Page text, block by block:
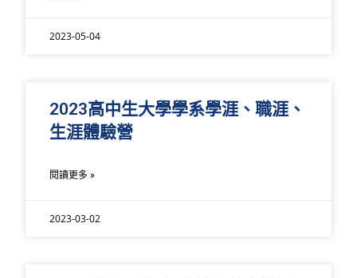
2023-05-04
2023高中生大學學系學涯、職涯、
生涯體驗營
閱讀更多 »
2023-03-02